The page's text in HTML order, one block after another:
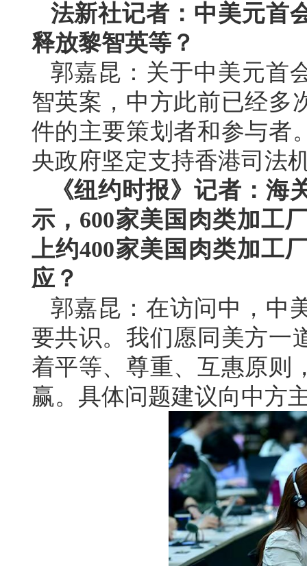
法新社记者：中美元首
释放黎智英等？
郭嘉昆：关于中美元首
智英案，中方此前已经多
件的主要策划者和参与者
央政府坚定支持香港司法
《纽约时报》记者：
示，600家美国肉类加工
上约400家美国肉类加工
应？
郭嘉昆：在访问中，中
要共识。我们愿同美方一
着平等、尊重、互惠原则
赢。具体问题建议向中方